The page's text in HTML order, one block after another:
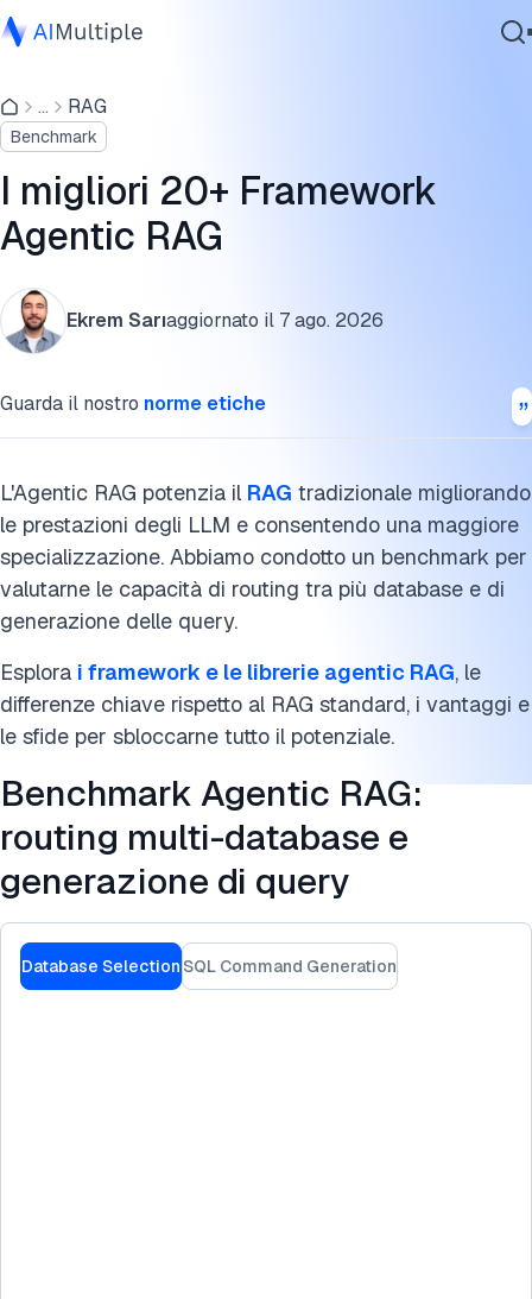
IA Agente
Sicurezza Informatica
Dati
Software Aziendale
Servizi
... RAG
Benchmark
I migliori 20+ Framework
Agentic RAG
Ekrem Sarıaggiornato il 7 ago. 2026
Guarda il nostro norme etiche
L'Agentic RAG potenzia il RAG tradizionale migliorando
le prestazioni degli LLM e consentendo una maggiore
specializzazione. Abbiamo condotto un benchmark per
valutarne le capacità di routing tra più database e di
generazione delle query.
Esplora i framework e le librerie agentic RAG, le
differenze chiave rispetto al RAG standard, i vantaggi e
le sfide per sbloccarne tutto il potenziale.
Benchmark Agentic RAG:
routing multi-database e
generazione di query
Database Selection SQL Command Generation
Metodologia del benchmark Agentic RAG
Framework e librerie Agentic RAG
Cos'è l'Agentic RAG?
Come costruire un Agentic RAG
Qual è la differenza tra RAG e Agentic RAG?
Modelli a contesto lungo vs Agentic RAG: quando il
recupero diventa superfluo
Diversi tipi di modelli Agentic RAG
Vantaggi dell'Agentic RAG
Sfide dell'Agentic RAG
Ulteriori letture
FAQ
Cita questo benchmark